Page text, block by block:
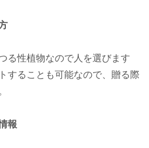
る性植物なので人を選びます
することも可能なので、贈る際
報